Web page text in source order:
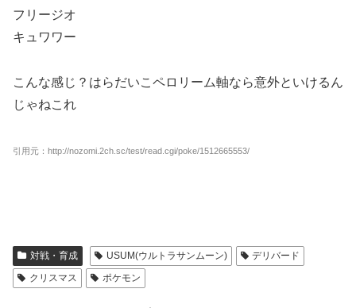
フリージオ
キュワワー
こんな感じ？はらだいこペロリーム軸なら意外といけるん
じゃねこれ
引用元：http://nozomi.2ch.sc/test/read.cgi/poke/1512665553/
対戦・育成 USUM(ウルトラサンムーン)
デリバード
クリスマス
ポケモン